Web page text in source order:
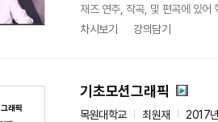
재즈 연주, 작곡, 및 편곡에 있어
차시보기
강의담기
기초모션그래픽
목원대학교 최원재
2017